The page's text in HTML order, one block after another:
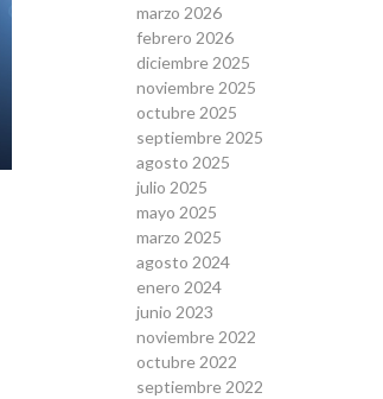
marzo 2026
febrero 2026
diciembre 2025
noviembre 2025
octubre 2025
septiembre 2025
agosto 2025
julio 2025
mayo 2025
marzo 2025
agosto 2024
enero 2024
junio 2023
noviembre 2022
octubre 2022
septiembre 2022